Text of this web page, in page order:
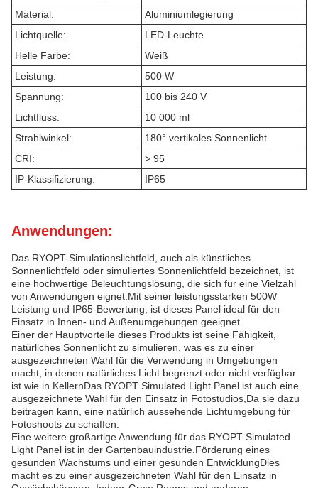
Material:
Aluminiumlegierung
Lichtquelle:
LED-Leuchte
Helle Farbe:
Weiß
Leistung:
500 W
Spannung:
100 bis 240 V
Lichtfluss:
10 000 ml
Strahlwinkel:
180° vertikales Sonnenlicht
CRI:
> 95
IP-Klassifizierung:
IP65
Anwendungen:
Das RYOPT-Simulationslichtfeld, auch als künstliches
Sonnenlichtfeld oder simuliertes Sonnenlichtfeld bezeichnet, ist
eine hochwertige Beleuchtungslösung, die sich für eine Vielzahl
von Anwendungen eignet.Mit seiner leistungsstarken 500W
Leistung und IP65-Bewertung, ist dieses Panel ideal für den
Einsatz in Innen- und Außenumgebungen geeignet.
Einer der Hauptvorteile dieses Produkts ist seine Fähigkeit,
natürliches Sonnenlicht zu simulieren, was es zu einer
ausgezeichneten Wahl für die Verwendung in Umgebungen
macht, in denen natürliches Licht begrenzt oder nicht verfügbar
ist.wie in KellernDas RYOPT Simulated Light Panel ist auch eine
ausgezeichnete Wahl für den Einsatz in Fotostudios,Da sie dazu
beitragen kann, eine natürlich aussehende Lichtumgebung für
Fotoshoots zu schaffen.
Eine weitere großartige Anwendung für das RYOPT Simulated
Light Panel ist in der Gartenbauindustrie.Förderung eines
gesunden Wachstums und einer gesunden EntwicklungDies
macht es zu einer ausgezeichneten Wahl für den Einsatz in